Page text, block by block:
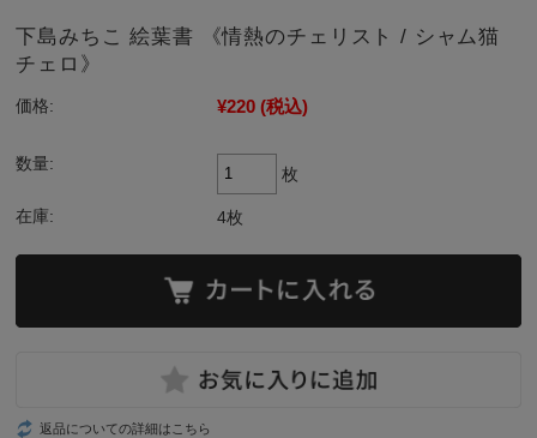
下島みちこ 絵葉書 《情熱のチェリスト / シャム猫
チェロ》
価格: ¥220 (税込)
数量:
枚
在庫: 4枚
返品についての詳細はこちら